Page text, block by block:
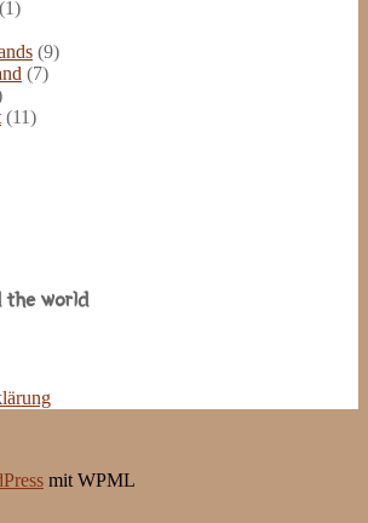
(1)
(9)
(7)
(11)
the world
mit WPML